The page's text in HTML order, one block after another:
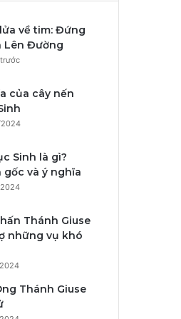
về tim: Đứng
Lên Đường
của cây nến
Sinh là gì?
gốc và ý nghĩa
Thánh Giuse
những vụ khó
Thánh Giuse